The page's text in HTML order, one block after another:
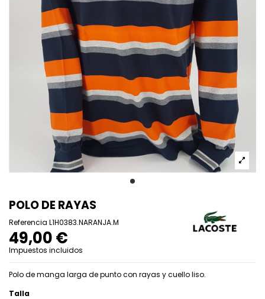
POLO DE RAYAS
Referencia L1H0383.NARANJA.M
49,00 €
Impuestos incluidos
Polo de manga larga de punto con rayas y cuello liso.
Talla